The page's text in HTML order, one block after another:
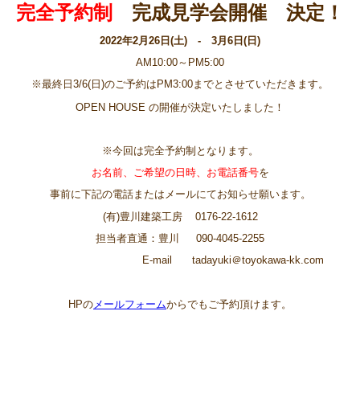
完全予約制 完成見学会開催 決定！
2022年2月26日(土) - 3月6日(日)
AM10:00～PM5:00
※最終日3/6(日)のご予約はPM3:00までとさせていただきます。
OPEN HOUSE の開催が決定いたしました！
※今回は完全予約制となります。
お名前、ご希望の日時、お電話番号を
事前に下記の電話またはメールにてお知らせ願います。
(有)豊川建築工房 0176-22-1612
担当者直通：豊川 090-4045-2255
E-mail tadayuki＠toyokawa-kk.com
HPの メールフォームからでもご予約頂けます。